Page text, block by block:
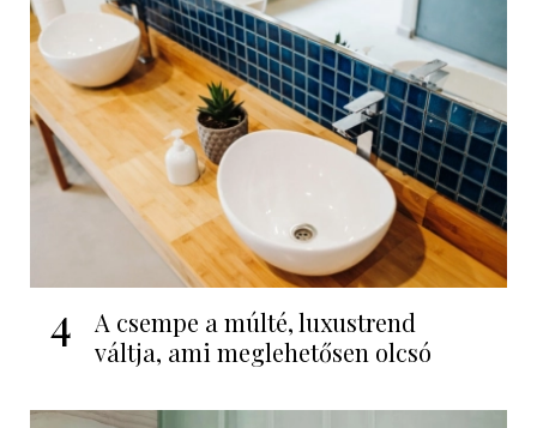
4
A csempe a múlté, luxustrend
váltja, ami meglehetősen olcsó